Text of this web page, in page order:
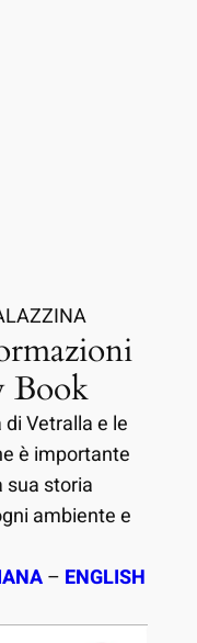
Book
Vetralla e le
è importante
sua storia
ambiente e
– ENGLISH